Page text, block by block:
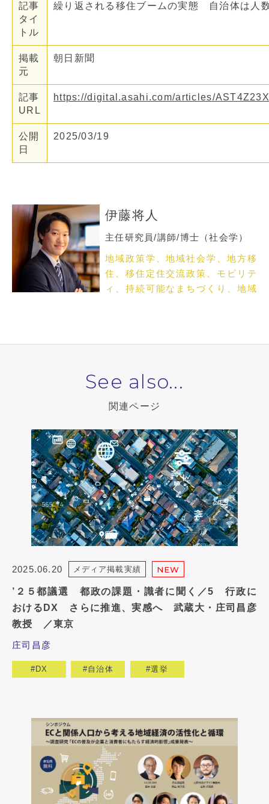
記事
タイ
トル
繰り返される移住ブームの実態 自治体は人
掲載
元
朝日新聞
記事
URL
https://digital.asahi.com/articles/
公開
日
2025/03/19
伊藤将人
主任研究員/講師/博士（社会学）
地域政策学、地域社会学、地方移
住、移住定住交流政策、モビリテ
ィ、持続可能なまちづくり、地域
See also...
関連ページ
2025.06.20 メディア掲載実績 NEW
’２５都議選 都政の課題・識者に聞く／5 行政に
おけるDX さらに推進、実感へ 武蔵大・庄司昌彦
教授 ／東京
庄司昌彦
DX 自治体 選挙